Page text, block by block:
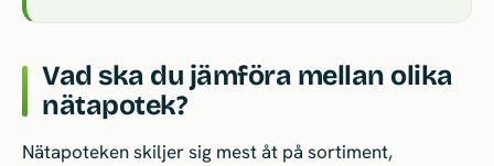
Vad ska du jämföra mellan olika
nätapotek?
Nätapoteken skiljer sig mest åt på sortiment,